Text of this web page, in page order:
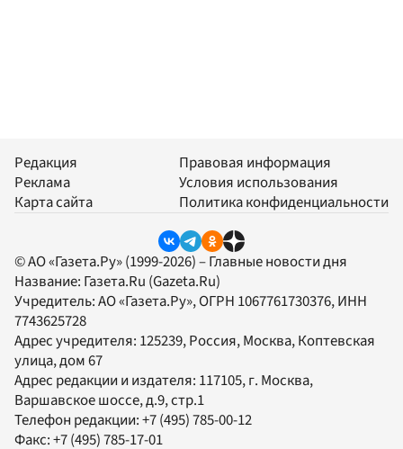
Редакция
Реклама
Карта сайта
Правовая информация
Условия использования
Политика конфиденциальности
© АО «Газета.Ру» (1999-2026) – Главные новости дня
Название: Газета.Ru (Gazeta.Ru)
Учредитель:АО «Газета.Ру», ОГРН 1067761730376, ИНН
7743625728
Адрес учредителя: 125239, Россия, Москва, Коптевская
улица, дом 67
Адрес редакции и издателя: 117105, г. Москва,
Варшавское шоссе, д.9, стр.1
Телефон редакции:+7 (495) 785-00-12
Факс:+7 (495) 785-17-01